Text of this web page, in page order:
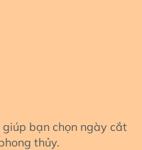
bạn chọn ngày cắt
thủy.